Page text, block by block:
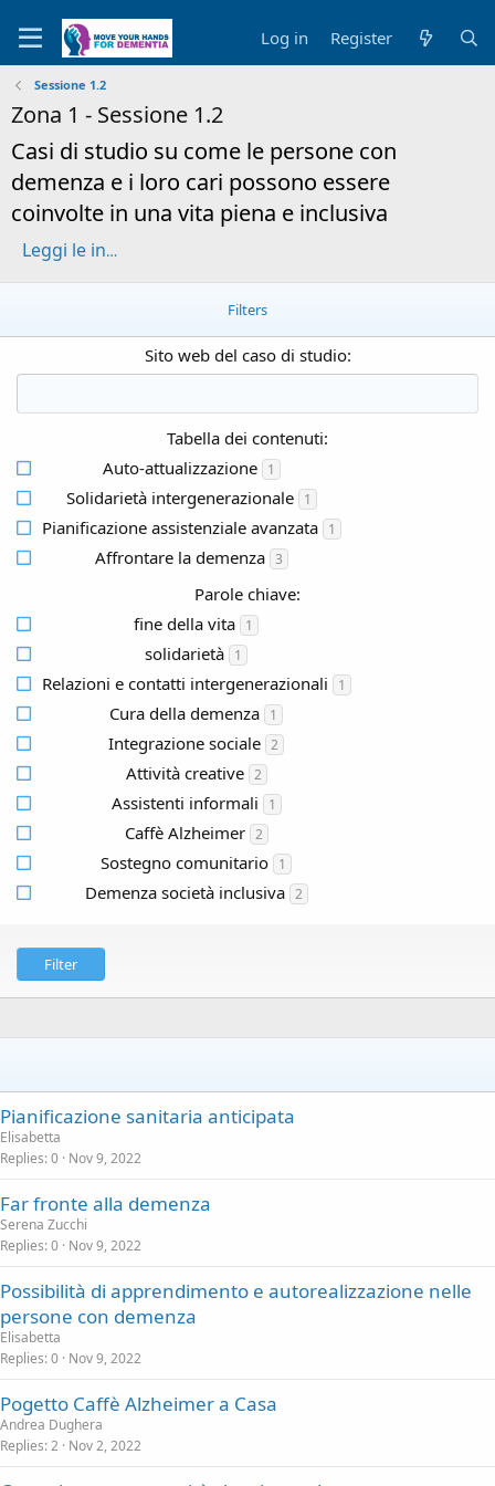
Log in Register
Sessione 1.2
Zona 1 - Sessione 1.2
Casi di studio su come le persone con
demenza e i loro cari possono essere
coinvolte in una vita piena e inclusiva
Leggi le informazioni su questa sessione "Casi di studio su come le persone con demenza e i loro cari possono essere coinvolte in una vita piena e inclusiva"
Filters
Sito web del caso di studio:
Tabella dei contenuti:
Auto-attualizzazione 1
Solidarietà intergenerazionale 1
Pianificazione assistenziale avanzata 1
Affrontare la demenza 3
Parole chiave:
fine della vita 1
solidarietà 1
Relazioni e contatti intergenerazionali 1
Cura della demenza 1
Integrazione sociale 2
Attività creative 2
Assistenti informali 1
Caffè Alzheimer 2
Sostegno comunitario 1
Demenza società inclusiva 2
Filter
Pianificazione sanitaria anticipata
Elisabetta
Replies 0 Nov 9, 2022
Far fronte alla demenza
Serena Zucchi
Replies 0 Nov 9, 2022
Possibilità di apprendimento e autorealizzazione nelle
persone con demenza
Elisabetta
Replies 0 Nov 9, 2022
Pogetto Caffè Alzheimer a Casa
Andrea Dughera
Replies 2 Nov 2, 2022